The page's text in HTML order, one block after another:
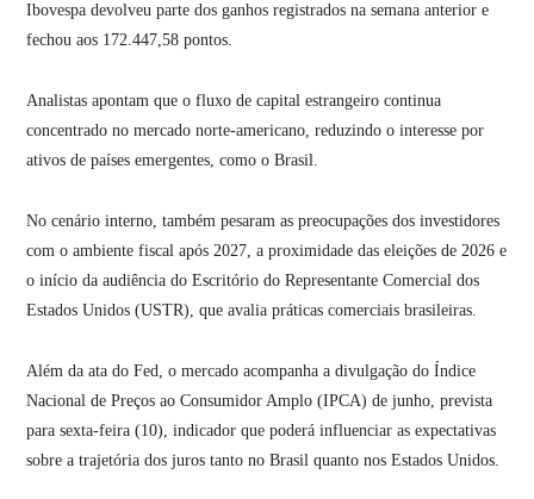
Ibovespa devolveu parte dos ganhos registrados na semana anterior e
fechou aos 172.447,58 pontos.
Analistas apontam que o fluxo de capital estrangeiro continua
concentrado no mercado norte-americano, reduzindo o interesse por
ativos de países emergentes, como o Brasil.
No cenário interno, também pesaram as preocupações dos investidores
com o ambiente fiscal após 2027, a proximidade das eleições de 2026 e
o início da audiência do Escritório do Representante Comercial dos
Estados Unidos (USTR), que avalia práticas comerciais brasileiras.
Além da ata do Fed, o mercado acompanha a divulgação do Índice
Nacional de Preços ao Consumidor Amplo (IPCA) de junho, prevista
para sexta-feira (10), indicador que poderá influenciar as expectativas
sobre a trajetória dos juros tanto no Brasil quanto nos Estados Unidos.